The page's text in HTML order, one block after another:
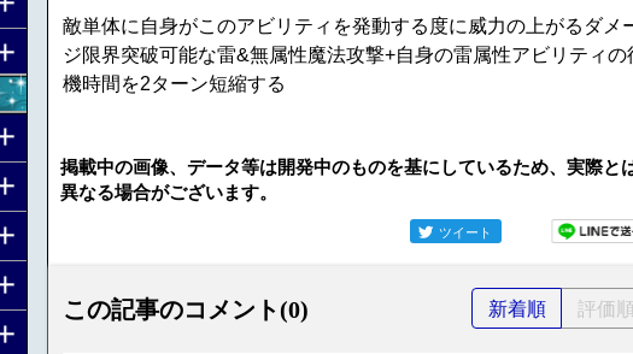
敵単体に自身がこのアビリティを発動する度に威力の上がるダメ
ジ限界突破可能な雷&無属性魔法攻撃+自身の雷属性アビリティの
機時間を2ターン短縮する
掲載中の画像、データ等は開発中のものを基にしているため、実際と
異なる場合がございます。
ツイート
この記事のコメント(0) 新着順 評価